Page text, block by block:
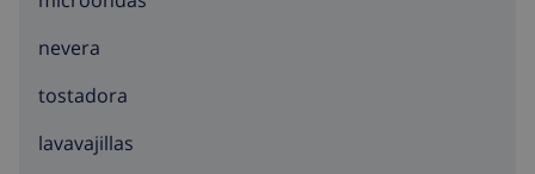
nevera
tostadora
lavavajillas